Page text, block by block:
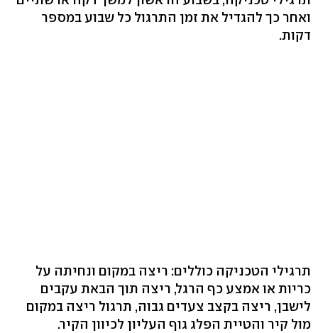
ואחר כך להגדיל את זמן התרגול כל שבוע במספר
דקות.
תרגילי הטכניקה כוללים: ריצה במקום ונחיתה על
כריות או אמצע כף הרגל, ריצה תוך הבאת עקבים
לישבן, ריצה בקצב צעדים גבוה, תרגול ריצה במקום
מול קיר והטיית הפלג גוף העליון לכיוון הקיר.